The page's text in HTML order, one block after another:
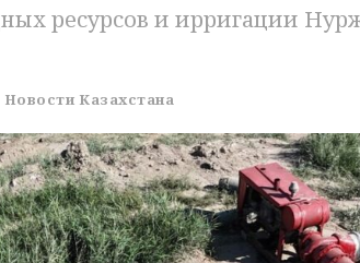
ресурсов и ирригации
Новости Казахстана